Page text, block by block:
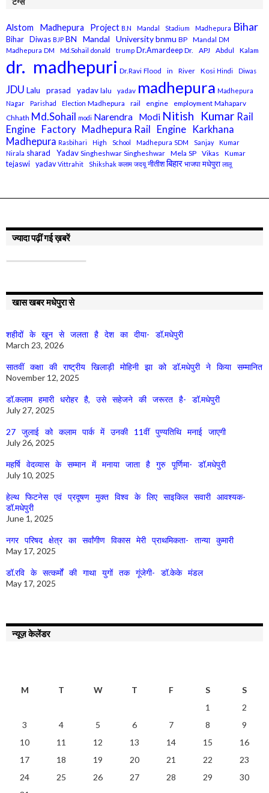
Alstom Madhepura Project B.N Mandal Stadium Madhepura Bihar
Bihar Diwas BJP BN Mandal Universitybnmu BP Mandal DM
Madhepura DM Md.Sohail donald trump Dr.Amardeep Dr. APJ Abdul Kalam
dr. madhepuri Dr.Ravi Flood in River Kosi Hindi Diwas
JDU Lalu prasad yadav lalu yadav madhepura Madhepura
Nagar Parishad Election Madhepura rail engine employment Mahaparv
Chhath Md.Sohail modi Narendra Modi Nitish Kumar Rail
Engine Factory Madhepura Rail Engine Karkhana
Madhepura Rasbihari High School Madhepura SDM Sanjay Kumar
Nirala sharad Yadav Singheshwar Singheshwar Mela SP Vikas Kumar
tejaswi yadav Vittrahit Shikshak कलाम जदयू नीतीश बिहार भाजपा मधेपुरा लालू
ज्यादा पढ़ीं गई ख़बरें
खास खबर मधेपुरा से
शहीदों के खून से जलता है देश का दीया- डॉ.मधेपुरी
March 23, 2026
सातवीं कक्षा की राष्ट्रीय खिलाड़ी मोहिनी झा को डॉ.मधेपुरी ने किया सम्मानित
November 12, 2025
डॉ.कलाम हमारी धरोहर है, उसे सहेजने की जरूरत है- डॉ.मधेपुरी
July 27, 2025
27 जुलाई को कलाम पार्क में उनकी 11वीं पुण्यतिथि मनाई जाएगी
July 26, 2025
महर्षि वेदव्यास के सम्मान में मनाया जाता है गुरु पूर्णिमा- डॉ.मधेपुरी
July 10, 2025
हेल्थ फिटनेस एवं प्रदूषण मुक्त विश्व के लिए साइकिल सवारी आवश्यक-
डॉ.मधेपुरी
June 1, 2025
नगर परिषद क्षेत्र का सर्वांगीण विकास मेरी प्राथमिकता- तान्या कुमारी
May 17, 2025
डॉ.रवि के सत्कर्मों की गाथा युगों तक गूंजेगी- डॉ.केके मंडल
May 17, 2025
न्यूज़ केलेंडर
M T W T F S
S
1
2
3
4 5 6 7 8
9
10
11 12 13 14 15
16
17
18 19 20 21 22
23
24
25 26 27 28 29
30